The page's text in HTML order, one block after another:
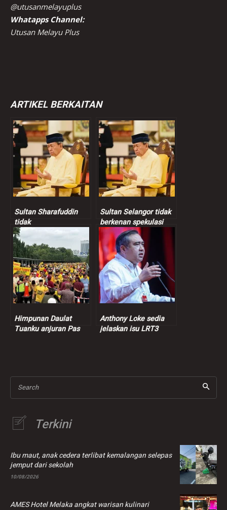
@utusanmelayuplus
Whatapps Channel:
Utusan Melayu Plus
ARTIKEL BERKAITAN
Sultan Sharafuddin
tidak
berkenan penternakan
babi dijalankan di
mana-mana daerah di
Selangor
Sultan Selangor tidak
berkenan spekulasi
tarikh Aidilfitri
Himpunan Daulat
Tuanku anjuran Pas
Anthony Loke sedia
jelaskan isu LRT3
Search
Terkini
Ibu maut, anak cedera terlibat kemalangan selepas
jemput dari sekolah
10/08/2026
AMES Hotel Melaka angkat warisan kulinari